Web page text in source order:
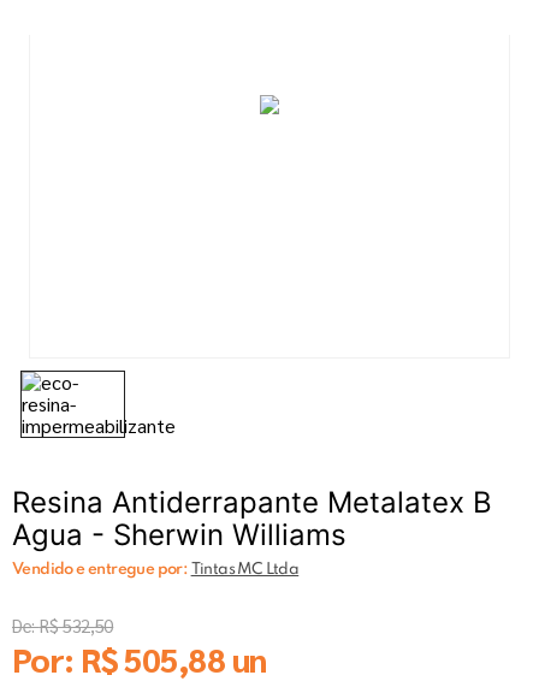
Resina Antiderrapante Metalatex B
Agua - Sherwin Williams
Vendido e entregue por: Tintas MC Ltda
De:R$532,50
Por: R$505,88un